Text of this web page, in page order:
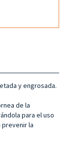
y engrosada.
de la
para el uso
la